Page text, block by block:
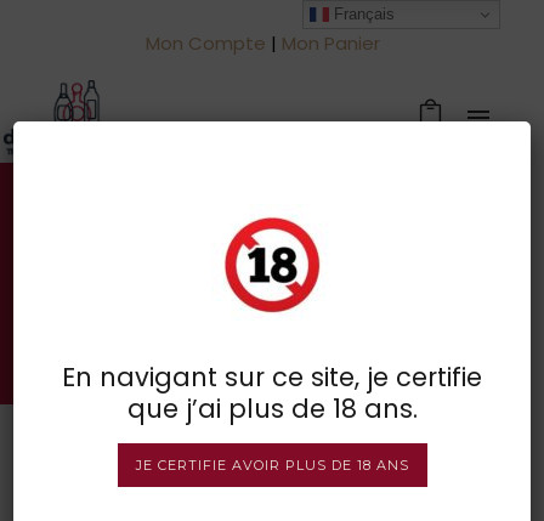
Mon Compte | Mon Panier
Votre spécialiste des vins à
BOUTIQUE EN LIGNE
Français
En navigant sur ce site, je certifie
que j’ai plus de 18 ans.
JE CERTIFIE AVOIR PLUS DE 18 ANS